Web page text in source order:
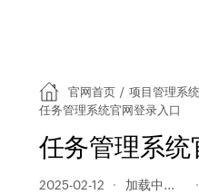
官网首页 / 项目管理系
任务管理系统官网登录入口
任务管理系统
2025-02-12 124 阅读量